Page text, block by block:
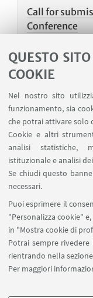
QUESTO
COOKIE
Nel nostro sito
funzionamento, sia
che potrai attivare solo
Cookie e altri
analisi statistiche,
istituzionale e analisi
Se chiudi questo
necessari.
Puoi esprimere il
"Personalizza cookie"
in "Mostra cookie di
Potrai sempre
rientrando nella
Per maggiori
Call for
Conference
Deadline: 1st
08DICEMBRE
2023
The
Parkville,
presenza e
Australia).
pagina dedicata
1